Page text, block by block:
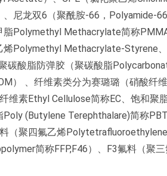
尼龙双6（聚酰胺-66，Polyamide-
Polymethyl Methacrylate简称
Polymethyl Methacrylate-Styrene
碳酸脂防弹胶（聚碳酸脂
）
、纤维素类分为赛璐璐（硝酸纤
素Ethyl Cellulose简称EC、饱和聚
(Butylene Terephthalare)简称PBT
（聚四氟乙烯
简称FFP,F46）、F3氟料（聚